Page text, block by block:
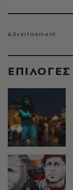
EΠΙΛΟΓΈΣ